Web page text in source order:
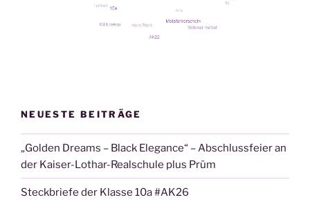
NEUESTE BEITRÄGE
„Golden Dreams – Black Elegance“ – Abschlussfeier an
der Kaiser-Lothar-Realschule plus Prüm
Steckbriefe der Klasse 10a #AK26